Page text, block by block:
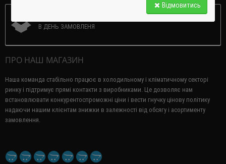
В ДЕНЬ ЗАМОВЛЕНЯ
ПРО НАШ МАГАЗИН
Наша команда стабільно працює в холодильному і кліматичному секторі
ринку і підтримує прямі контакти з виробниками. Це дозволяє нам
встановлювати конкурентоспроможні ціни і вести гнучку цінову політику
надаючи нашим клієнтам знижки в залежності від обсягу і асортименту
замовлення.
Відмовитись